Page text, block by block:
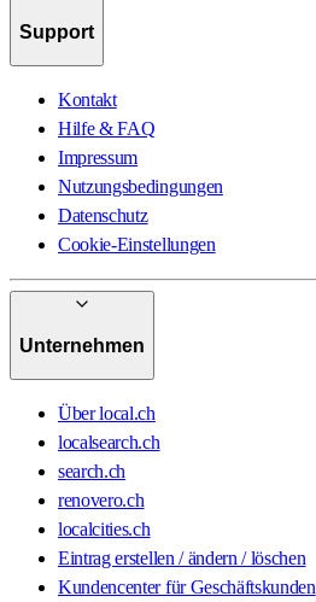
Support
Kontakt
Hilfe & FAQ
Impressum
Nutzungsbedingungen
Datenschutz
Cookie-Einstellungen
Unternehmen
Über local.ch
localsearch.ch
search.ch
renovero.ch
localcities.ch
Eintrag erstellen / ändern / löschen
Kundencenter für Geschäftskunden